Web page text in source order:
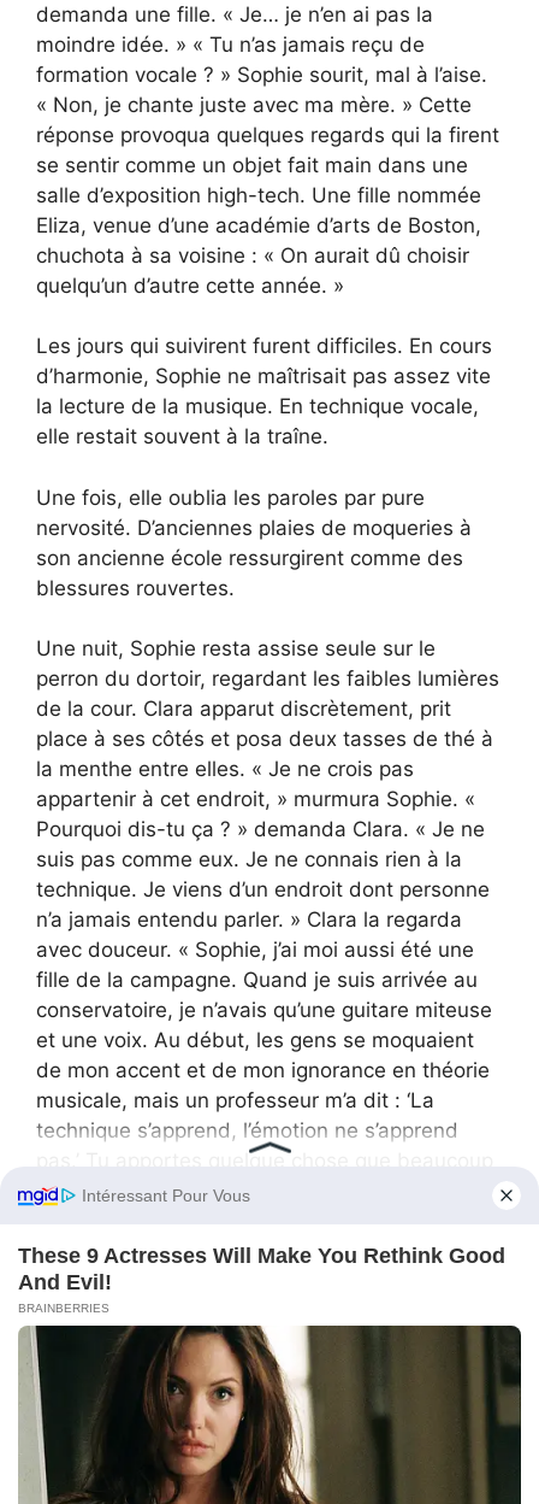
demanda une fille. « Je… je n’en ai pas la
moindre idée. » « Tu n’as jamais reçu de
formation vocale ? » Sophie sourit, mal à l’aise.
« Non, je chante juste avec ma mère. » Cette
réponse provoqua quelques regards qui la firent
se sentir comme un objet fait main dans une
salle d’exposition high-tech. Une fille nommée
Eliza, venue d’une académie d’arts de Boston,
chuchota à sa voisine : « On aurait dû choisir
quelqu’un d’autre cette année. »
Les jours qui suivirent furent difficiles. En cours
d’harmonie, Sophie ne maîtrisait pas assez vite
la lecture de la musique. En technique vocale,
elle restait souvent à la traîne.
Une fois, elle oublia les paroles par pure
nervosité. D’anciennes plaies de moqueries à
son ancienne école ressurgirent comme des
blessures rouvertes.
Une nuit, Sophie resta assise seule sur le
perron du dortoir, regardant les faibles lumières
de la cour. Clara apparut discrètement, prit
place à ses côtés et posa deux tasses de thé à
la menthe entre elles. « Je ne crois pas
appartenir à cet endroit, » murmura Sophie. «
Pourquoi dis-tu ça ? » demanda Clara. « Je ne
suis pas comme eux. Je ne connais rien à la
technique. Je viens d’un endroit dont personne
n’a jamais entendu parler. » Clara la regarda
avec douceur. « Sophie, j’ai moi aussi été une
fille de la campagne. Quand je suis arrivée au
conservatoire, je n’avais qu’une guitare miteuse
et une voix. Au début, les gens se moquaient
de mon accent et de mon ignorance en théorie
musicale, mais un professeur m’a dit : ‘La
technique s’apprend, l’émotion ne s’apprend
pas.’ Tu apportes quelque chose que beaucoup
ont oublié : une raison de chanter. »
Sophie resta silencieuse. Elle n’avait jamais
pensé que ça pouvait être une force. Quelques
jours plus tard, la classe reçut pour mission de
préparer un solo pour le spectacle final.
Eliza choisit un air italien complexe. Un autre
élève choisit un morceau de comédie musicale
de Broadway. Quant à Sophie, elle opta pour un
classique : une chanson country, « You Are My